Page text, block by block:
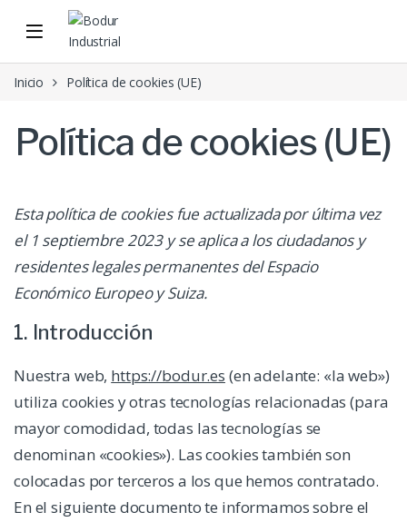
Skip to navigation
Skip to content
Inicio Política de cookies (UE)
Política de cookies (UE)
Esta política de cookies fue actualizada por última vez
el 1 septiembre 2023 y se aplica a los ciudadanos y
residentes legales permanentes del Espacio
Económico Europeo y Suiza.
1. Introducción
Nuestra web, https://bodur.es (en adelante: «la web»)
utiliza cookies y otras tecnologías relacionadas (para
mayor comodidad, todas las tecnologías se
denominan «cookies»). Las cookies también son
colocadas por terceros a los que hemos contratado.
En el siguiente documento te informamos sobre el